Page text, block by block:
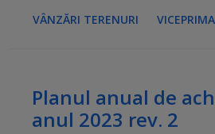
VÂNZĂRI TERENURI
Planul anual de
anul 2023 rev. 2